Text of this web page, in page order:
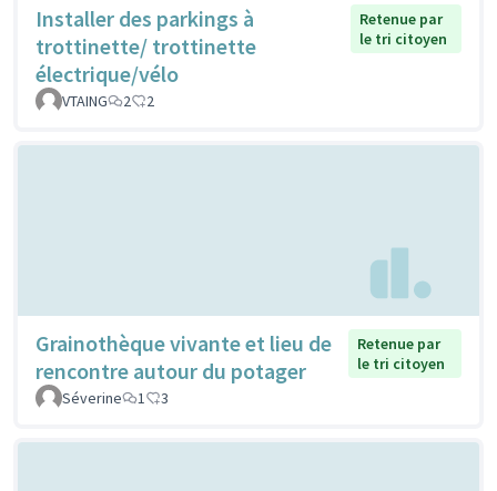
Installer des parkings à
trottinette/ trottinette
électrique/vélo
Retenue par
le tri citoyen
VTAING 2 2
Grainothèque vivante et lieu de
rencontre autour du potager
Retenue par
le tri citoyen
Séverine
1 3